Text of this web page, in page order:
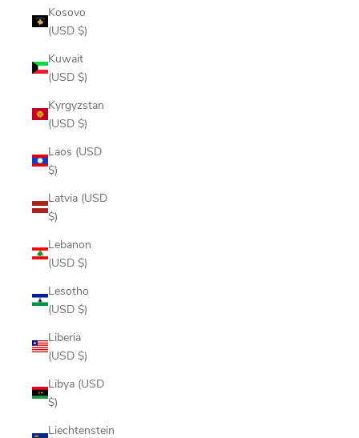
Kosovo
(USD $)
Kuwait
(USD $)
Kyrgyzstan
(USD $)
Laos (USD
$)
Latvia (USD
$)
Lebanon
(USD $)
Lesotho
(USD $)
Liberia
(USD $)
Libya (USD
$)
Liechtenstein